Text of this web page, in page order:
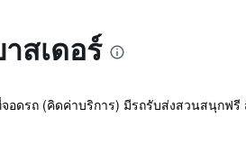
สเดอร์
ดรถ (คิดค่าบริการ) มีรถรับส่งสวนสนุกฟ